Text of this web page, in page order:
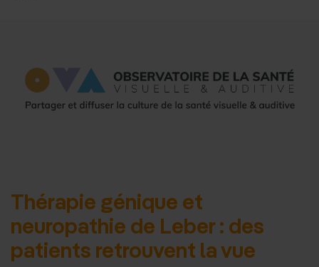
d'accueil
Thérapie génique et
neuropathie de Leber : des
patients retrouvent la vue